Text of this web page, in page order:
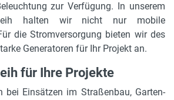
zur Verfügung. In unserem
halten wir nicht nur mobile
die Stromversorgung bieten wir des
Generatoren für Ihr Projekt an.
für Ihre Projekte
Einsätzen im Straßenbau, Garten-